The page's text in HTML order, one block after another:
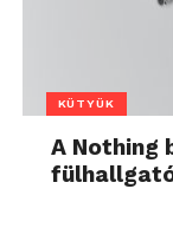
KÜTYÜK
A Nothing